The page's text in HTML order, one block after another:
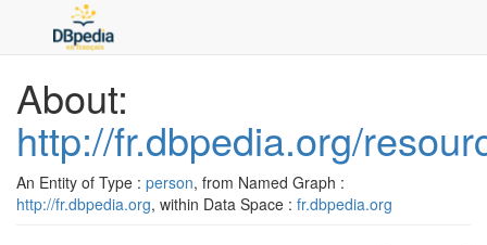
About:
http://fr.dbpedia.org/
An Entity of Type : person, from Named Graph :
http://fr.dbpedia.org, within Data Space : fr.dbpedia.org